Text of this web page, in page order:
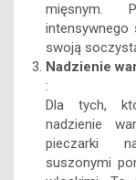
mięsnym.
intensywnego
swoją
Nadzienie
:
Dla tych,
nadzienie
pieczarki
suszonymi